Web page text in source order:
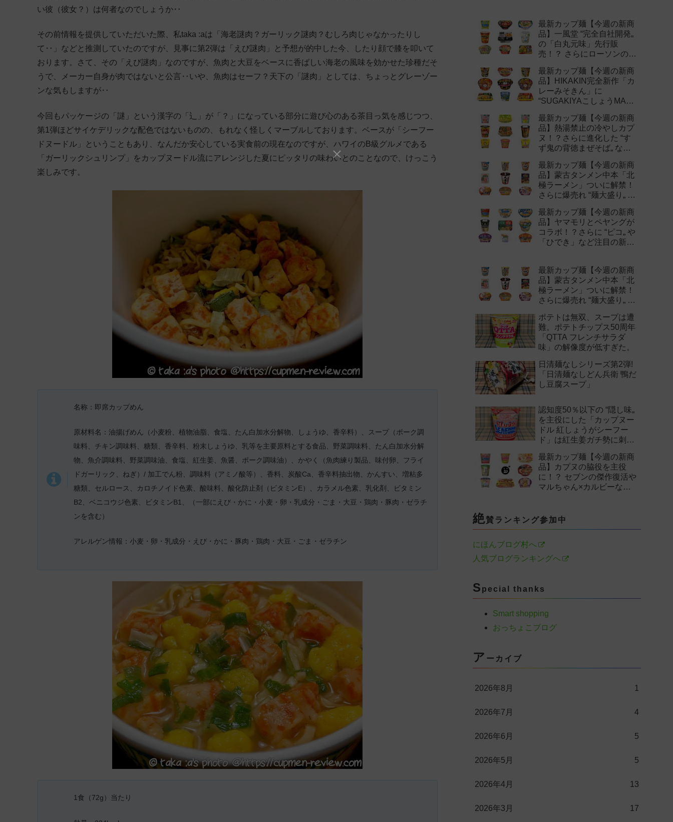
い彼（彼女？）は何者なのでしょうか‥
その前情報を提供していただいた際、私taka :aは「海老謎肉？ガーリック謎肉？むしろ肉じゃなかったりし
て‥」などと推測していたのですが、見事に第2弾は「えび謎肉」と予想が的中した今、したり顔で膝を叩いて
おります。さて、その「えび謎肉」なのですが、魚肉と大豆をベースに香ばしい海老の風味を効かせた珍種だそ
うで、メーカー自身が肉ではないと公言‥いや、魚肉はセーフ？天下の「謎肉」としては、ちょっとグレーゾー
ンな気もしますが‥
今回もパッケージの「謎」という漢字の「辶」が「？」になっている部分に遊び心のある茶目っ気を感じつつ、
第1弾ほどサイケデリックな配色ではないものの、もれなく怪しくマーブルしております。ベースが「シーフー
ドヌードル」ということもあり、なんだか安心している実食前の現在なのですが、ハワイのB級グルメである
「ガーリックシュリンプ」をカップヌードル流にアレンジした夏にピッタリの味わいとのことなので、けっこう
楽しみです。
名称：即席カップめん
原材料名：油揚げめん（小麦粉、植物油脂、食塩、たん白加水分解物、しょうゆ、香辛料）、スープ（ポーク調
味料、チキン調味料、糖類、香辛料、粉末しょうゆ、乳等を主要原料とする食品、野菜調味料、たん白加水分解
物、魚介調味料、野菜調味油、食塩、紅生姜、魚醤、ポーク調味油）、かやく（魚肉練り製品、味付卵、フライ
ドガーリック、ねぎ）/ 加工でん粉、調味料（アミノ酸等）、香料、炭酸Ca、香辛料抽出物、かんすい、増粘多
糖類、セルロース、カロチノイド色素、酸味料、酸化防止剤（ビタミンE）、カラメル色素、乳化剤、ビタミン
B2、ベニコウジ色素、ビタミンB1、（一部にえび・かに・小麦・卵・乳成分・ごま・大豆・鶏肉・豚肉・ゼラチ
ンを含む）
アレルゲン情報：小麦・卵・乳成分・えび・かに・豚肉・鶏肉・大豆・ごま・ゼラチン
1食（72g）当たり
最新カップ麺【今週の新商
品】一風堂 “完全自社開発„
の「白丸元味」先行販
売！？ さらにローソンの激
新作まとめ！
最新カップ麺【今週の新商
品】HIKAKIN完全新作「カ
レーみそきん」に
“SUGAKIYAこしょうMAX„
最新カップ麺【今週の新商
品】熱湯禁止の冷やしカプ
ヌ！？さらに進化した “す
ず鬼の背徳まぜそば„ など
最新カップ麺【今週の新商
品】蒙古タンメン中本「北
極ラーメン」ついに解禁！
さらに爆売れ “麺大盛り„ シ
作まとめ！
最新カップ麺【今週の新商
品】ヤマモリとペヤングが
コラボ！？さらに “ピコ„ や
「ひでき」など注目の新作
最新カップ麺【今週の新商
品】蒙古タンメン中本「北
極ラーメン」ついに解禁！
さらに爆売れ “麺大盛り„ シ
作まとめ！
ポテトは無双、スープは遭
難。ポテトチップス50周年
「QTTA フレンチサラダ
味」の解像度が低すぎた。
日清麺なしシリーズ第2弾!
「日清麺なしどん兵衛 鴨だ
し豆腐スープ」
認知度50％以下の “隠し味„
を主役にした「カップヌー
ドル 紅しょうがシーフー
ド」は紅生姜ガチ勢に刺さ
最新カップ麺【今週の新商
品】カプヌの脇役を主役
に！？ セブンの傑作復活や
マルちゃん×カルビーなど
絶賛ランキング参加中
にほんブログ村へ
人気ブログランキングへ
S pecial thanks
Smart shopping
おっちょこブログ
ア ーカイブ
2026年8月 1
2026年7月 4
2026年6月 5
2026年5月 5
2026年4月 13
2026年3月 17